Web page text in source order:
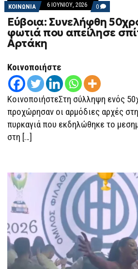
ΚΟΙΝΩΝΙΑ 6 ΙΟΥΝΊΟΥ, 2026 0 COMMENTS
ON
ΕΎΒΟΙΑ:
ΣΥΝΕΛΉΦΘΗ
50ΧΡΟΝΟΣ
ΣΤΗ
ΝΈΑ
Εύβοια: Συνελήφθη
φωτιά που απείλησε
Αρτάκη
Κοινοποιήστε
ΚοινοποιήστεΣτη σύλληψη ενός
προχώρησαν οι αρμόδιες αρχές
πυρκαγιά που εκδηλώθηκε το
στη […]